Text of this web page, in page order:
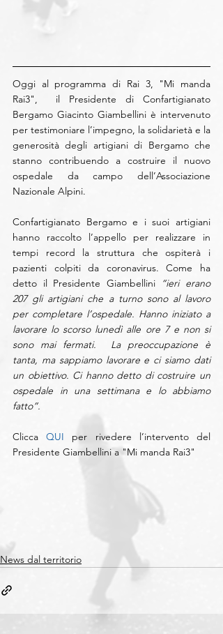
Oggi al programma di Rai 3, "Mi manda
Rai3",  il Presidente di Confartigianato
Bergamo Giacinto Giambellini è intervenuto
per testimoniare l’impegno, la solidarietà e la
generosità degli artigiani di Bergamo che
stanno contribuendo a costruire il nuovo
ospedale da campo dell’Associazione
Nazionale Alpini.
Confartigianato Bergamo e i suoi artigiani
hanno raccolto l’appello per realizzare in
tempi record la struttura che ospiterà i
pazienti colpiti da coronavirus. Come ha
detto il Presidente Giambellini
“ieri erano
207 gli artigiani che a turno sono al lavoro
per completare l’ospedale. Hanno iniziato a
lavorare lo scorso lunedì alle ore 7 e non si
sono mai fermati.  La preoccupazione è
tanta, ma sappiamo lavorare e ci siamo dati
un obiettivo. Ci hanno detto di costruire un
ospedale in una settimana e lo abbiamo
fatto”.
Clicca QUI per rivedere l’intervento del
Presidente Giambellini a "Mi manda Rai3"
News dal territorio